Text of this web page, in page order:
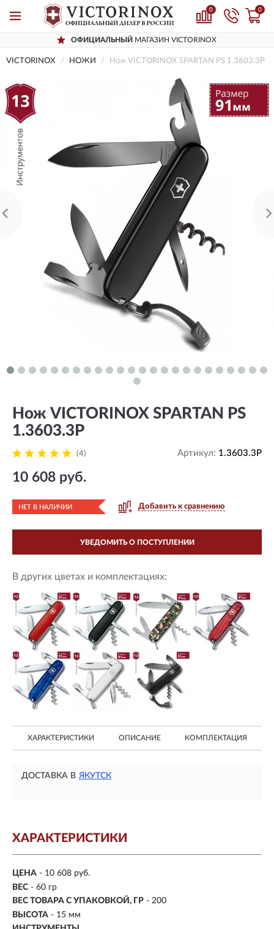
0 0
ОФИЦИАЛЬНЫЙМАГАЗИН VICTORINOX
VICTORINOX НОЖИ Нож VICTORINOX SPARTAN PS 1.3603.3P
Нож VICTORINOX SPARTAN PS
1.3603.3P
(4) Артикул: 1.3603.3P
10 608 руб.
НЕТ В НАЛИЧИИ Добавить к сравнению
УВЕДОМИТЬ О ПОСТУПЛЕНИИ
В других цветах и комплектациях:
ХАРАКТЕРИСТИКИ ОПИСАНИЕ КОМПЛЕКТАЦИЯ
ДОСТАВКА В ЯКУТСК
ХАРАКТЕРИСТИКИ
ЦЕНА - 10 608 руб.
ВЕС - 60 гр
ВЕС ТОВАРА С УПАКОВКОЙ, ГР - 200
ВЫСОТА - 15 мм